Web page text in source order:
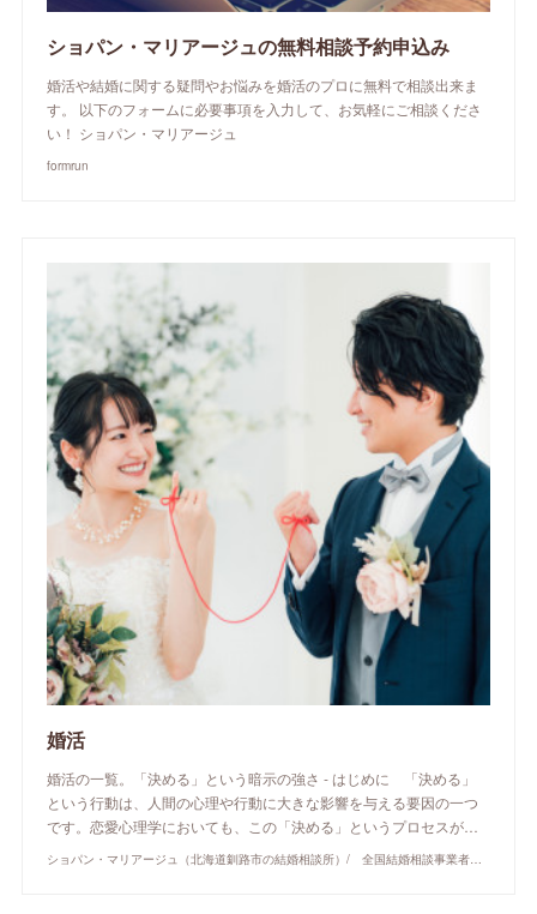
ショパン・マリアージュの無料相談予約申込み
婚活や結婚に関する疑問やお悩みを婚活のプロに無料で相談出来ま
す。 以下のフォームに必要事項を入力して、お気軽にご相談くださ
い！ ショパン・マリアージュ
formrun
婚活
婚活の一覧。「決める」という暗示の強さ - はじめに 「決める」
という行動は、人間の心理や行動に大きな影響を与える要因の一つ
です。恋愛心理学においても、この「決める」というプロセスが…
ショパン・マリアージュ（北海道釧路市の結婚相談所）/ 全国結婚相談事業者連盟正規加盟店 / cherry-piano.com